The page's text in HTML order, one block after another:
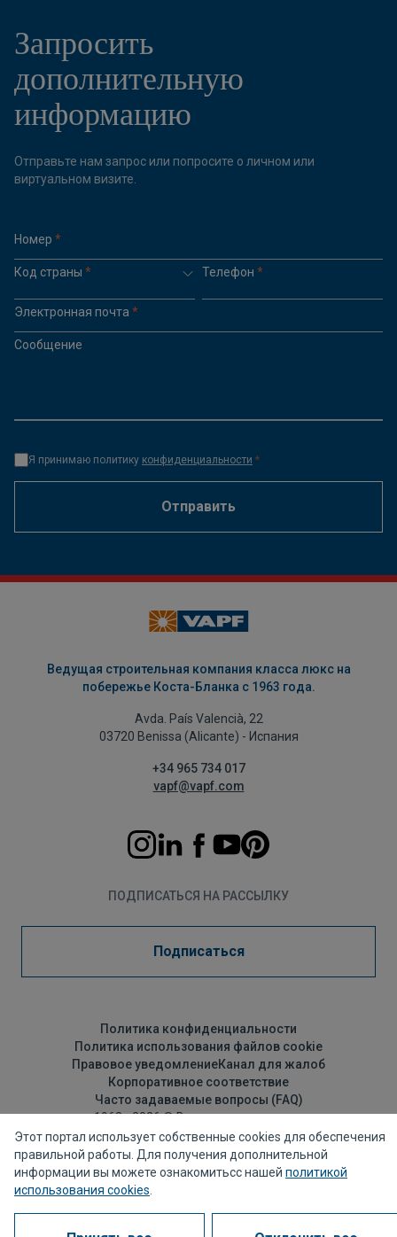
Запросить
дополнительную
информацию
Отправьте нам запрос или попросите о личном или
виртуальном визите.
Номер *
Код страны * Телефон *
Электронная почта *
Сообщение
Я принимаю политику конфиденциальности *
Отправить
Ведущая строительная компания класса люкс на
побережье Коста-Бланка с 1963 года.
Avda. País Valencià, 22
03720 Benissa (Alicante) - Испания
+34 965 734 017
vapf@vapf.com
ПОДПИСАТЬСЯ НА РАССЫЛКУ
Подписаться
Политика конфиденциальности
Политика использования файлов cookie
Правовое уведомлениеКанал для жалоб
Корпоративное соответствие
Часто задаваемые вопросы (FAQ)
1963 - 2026 © Все права защищены
Этот портал использует собственные cookies для обеспечения
правильной работы. Для получения дополнительной
информации вы можете ознакомитьсс нашей политикой
использования cookies